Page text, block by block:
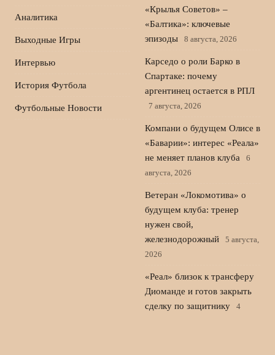
Аналитика
Выходные Игры
Интервью
История Футбола
Футбольные Новости
«Крылья Советов» –
«Балтика»: ключевые
эпизоды
8 августа, 2026
Карседо о роли Барко в
Спартаке: почему
аргентинец остается в РПЛ
7 августа, 2026
Компани о будущем Олисе в
«Баварии»: интерес «Реала»
не меняет планов клуба
6
августа, 2026
Ветеран «Локомотива» о
будущем клуба: тренер
нужен свой,
железнодорожный
5 августа,
2026
«Реал» близок к трансферу
Диоманде и готов закрыть
сделку по защитнику
4